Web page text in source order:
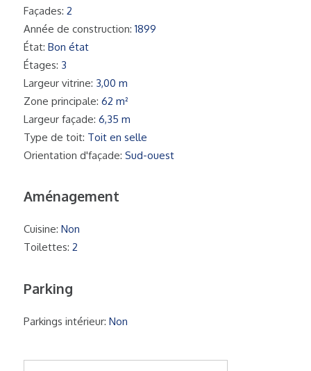
Façades: 2
Année de construction: 1899
État: Bon état
Étages: 3
Largeur vitrine: 3,00 m
Zone principale: 62 m²
Largeur façade: 6,35 m
Type de toit: Toit en selle
Orientation d'façade: Sud-ouest
Aménagement
Cuisine: Non
Toilettes: 2
Parking
Parkings intérieur: Non